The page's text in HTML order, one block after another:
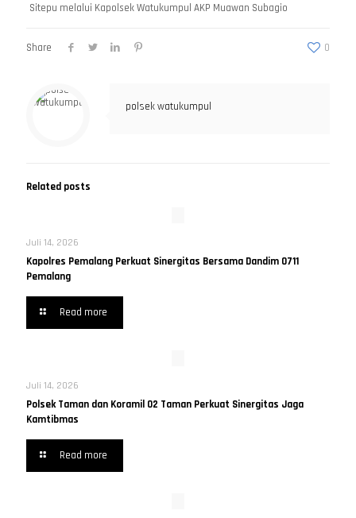
Sitepu melalui Kapolsek Watukumpul AKP Muawan Subagio
Share 0
polsek watukumpul
Related posts
Juli 14, 2026
Kapolres Pemalang Perkuat Sinergitas Bersama Dandim 0711
Pemalang
Read more
Juli 14, 2026
Polsek Taman dan Koramil 02 Taman Perkuat Sinergitas Jaga
Kamtibmas
Read more